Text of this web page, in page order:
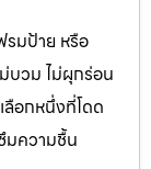
รมป้าย หรือ
บวม ไม่ผุกร่อน
ลือกหนึ่งที่โดด
มความชื้น